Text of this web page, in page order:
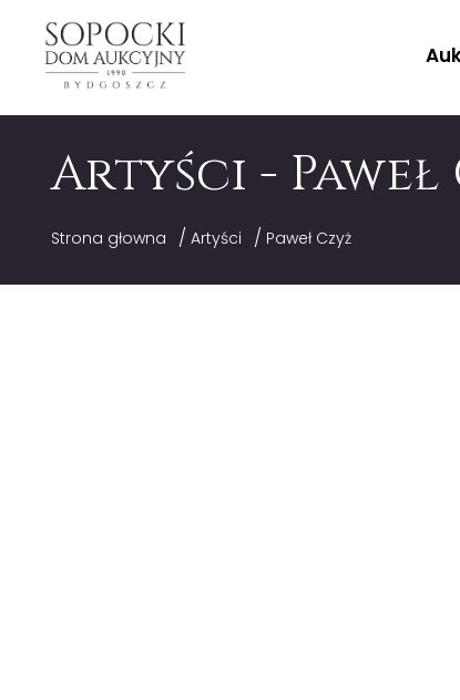
Artyści - Paweł
Strona głowna / Artyści / Paweł Czyż